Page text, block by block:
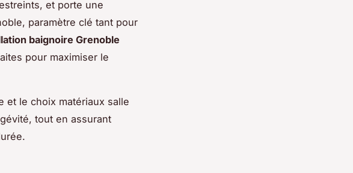
et porte une
paramètre clé tant pour
baignoire Grenoble
pour maximiser le
et le choix matériaux salle
tout en assurant